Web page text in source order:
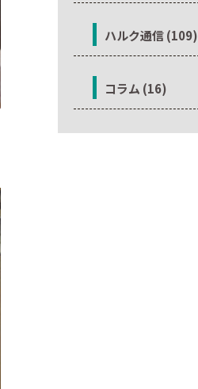
ハルク通信 (109)
コラム (16)